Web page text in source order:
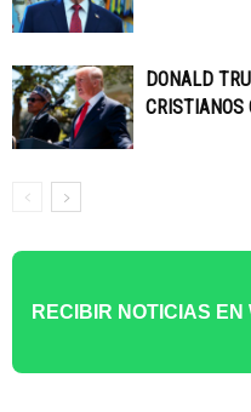
DONALD
CRISTIANOS
RECIBIR NOTICIAS EN